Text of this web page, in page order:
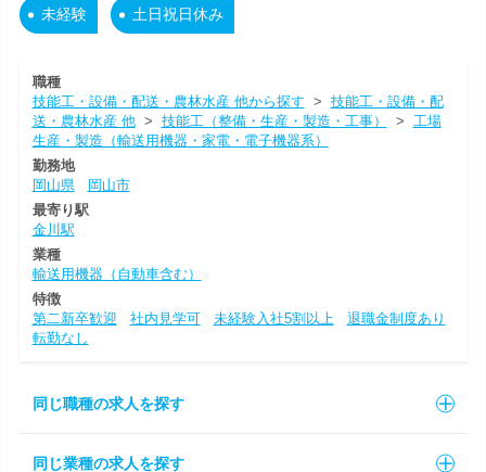
未経験 土日祝日休み
職種
技能工・設備・配送・農林水産 他から探す > 技能工・設備・配
送・農林水産 他> 技能工（整備・生産・製造・工事） > 工場
生産・製造（輸送用機器・家電・電子機器系）
勤務地
岡山県
岡山市
最寄り駅
金川駅
業種
輸送用機器（自動車含む）
特徴
第二新卒歓迎
社内見学可 未経験入社5割以上
退職金制度あり
転勤なし
同じ職種の求人を探す
同じ業種の求人を探す